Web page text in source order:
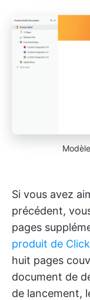
Si vous avez
précédent,
pages
produit de
huit pages
document de
de lancement,